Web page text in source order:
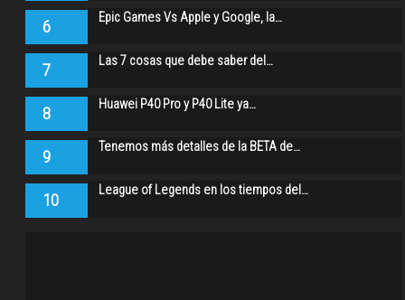
6 Epic Games Vs Apple y Google, la…
7 Las 7 cosas que debe saber del…
8 Huawei P40 Pro y P40 Lite ya…
9 Tenemos más detalles de la BETA de…
10 League of Legends en los tiempos del…